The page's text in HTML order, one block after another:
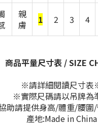
親
膚
1 2 3 4
商品平量尺寸表 / SIZE
※請詳細閱讀尺寸
※實際尺碼請以吊牌
助請提供身高/體重/腰
產地:Made in China